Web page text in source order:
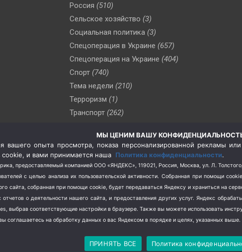
Россия (510)
Сельское хозяйство (3)
Социальная политика (3)
Спецоперация в Украине (657)
Спецоперация на Украине (404)
Спорт (740)
Тема недели (210)
Терроризм (1)
Транспорт (262)
(76)
Цены (2)
Школа и спорт (2)
Экология (8)
Экономика
(1172)
СевКор — Новости Севастополя Политика
МЫ ЦЕНИМ ВАШУ
опыта просмотра, показа персонализированной рекламы
cookie, и вами принимается наша Политика конфиденциальности.
предоставляемый компанией ООО «ЯНДЕКС», 119021, Россия, Москва, ул. Л.
с целью анализа их пользовательской активности. Собранная при помощи
сайта, собранная при помощи cookie, будет передаваться Яндексу и храниться на
о деятельности нашего сайта, и предоставления других услуг. Яндекс
выбрав соответствующие настройки в браузере. Также вы можете использовать
соглашаетесь на обработку данных о вас Яндексом в порядке и целях, указанных выше.
ПРИНЯТЬ ВСЕ Политика